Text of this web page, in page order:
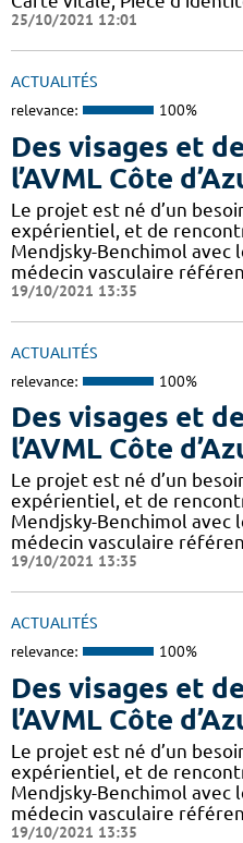
25/10/2021 12:01
ACTUALITÉS
relevance: 100%
Des visages et
l’AVML Côte
Le projet est né d’un
expérientiel, et de
Mendjsky-Benchimol avec
médecin vasculaire
19/10/2021 13:35
ACTUALITÉS
relevance: 100%
Des visages et
l’AVML Côte
Le projet est né d’un
expérientiel, et de
Mendjsky-Benchimol avec
médecin vasculaire
19/10/2021 13:35
ACTUALITÉS
relevance: 100%
Des visages et
l’AVML Côte
Le projet est né d’un
expérientiel, et de
Mendjsky-Benchimol avec
médecin vasculaire
19/10/2021 13:35